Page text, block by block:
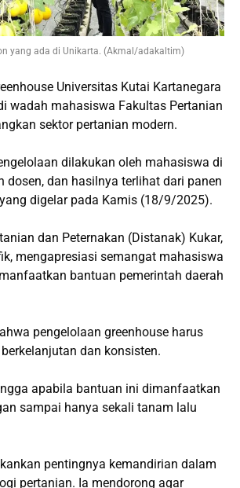
yang ada di Unikarta. (Akmal/adakaltim)
Universitas Kutai Kartanegara
wadah mahasiswa Fakultas Pertanian
sektor pertanian modern.
dilakukan oleh mahasiswa di
dosen, dan hasilnya terlihat dari panen
digelar pada Kamis (18/9/2025).
dan Peternakan (Distanak) Kukar,
mengapresiasi semangat mahasiswa
bantuan pemerintah daerah
pengelolaan greenhouse harus
dan konsisten.
apabila bantuan ini dimanfaatkan
sampai hanya sekali tanam lalu
pentingnya kemandirian dalam
pertanian. Ia mendorong agar